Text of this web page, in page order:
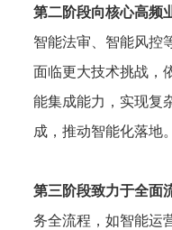
第二阶段向核心高频
智能法审、智能风控
面临更大技术挑战，
能集成能力，实现复
成，推动智能化落地。
第三阶段致力于全面
务全流程，如智能运